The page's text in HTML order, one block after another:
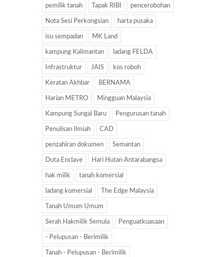
pemilik tanah Tapak RIBI pencerobohan
Nota Sesi Perkongsian harta pusaka
isu sempadan MK Land
kampung Kalimantan ladang FELDA
Infrastruktur JAIS kos roboh
Keratan Akhbar BERNAMA
Harian METRO Mingguan Malaysia
Kampung Sungai Baru Pengurusan tanah
Penulisan Ilmiah CAD
penzahiran dokumen Semantan
Duta Enclave Hari Hutan Antarabangsa
hak milik tanah komersial
ladang komersial The Edge Malaysia
Tanah Umum Umum
Serah Hakmilik Semula Penguatkuasaan
- Pelupusan - Berimilik
Tanah - Pelupusan - Berimilik